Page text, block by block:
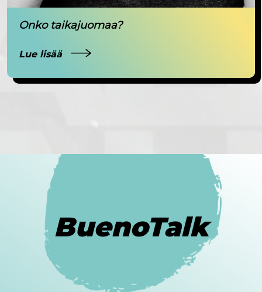
Onko taikajuomaa?
Lue lisää
BuenoTalk